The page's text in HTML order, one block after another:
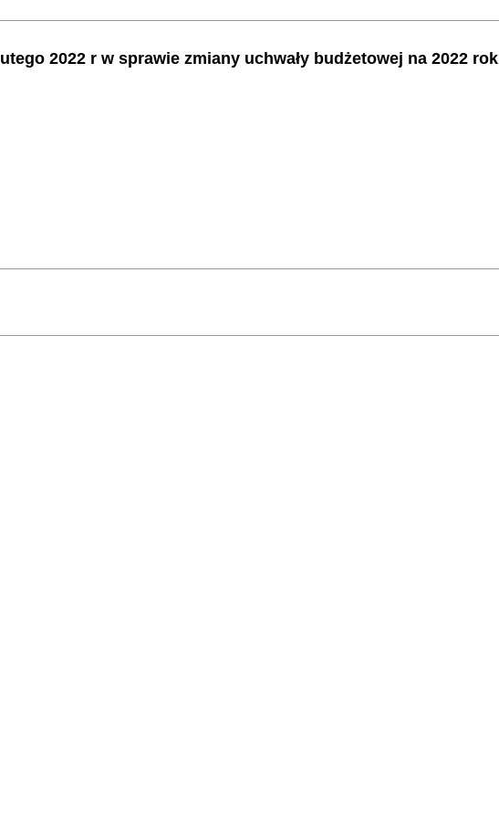
2022 r w sprawie zmiany uchwały budżetowej na 2022 rok